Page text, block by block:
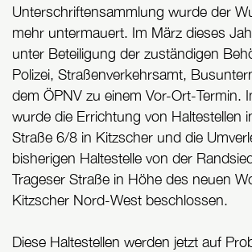
Unterschriftensammlung wurde der
mehr untermauert. Im März dieses
unter Beteiligung der zuständigen
Polizei, Straßenverkehrsamt,
dem ÖPNV zu einem Vor-Ort-Termin.
wurde die Errichtung von Haltestellen
Straße 6/8 in Kitzscher und die
bisherigen Haltestelle von der
Trageser Straße in Höhe des neuen
Kitzscher Nord-West beschlossen.
Diese Haltestellen werden jetzt auf